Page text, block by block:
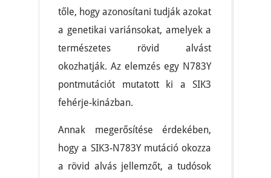
tőle, hogy azonosítani tudják azokat
a genetikai variánsokat, amelyek a
természetes rövid alvást
okozhatják. Az elemzés egy N783Y
pontmutációt mutatott ki a SIK3
fehérje-kinázban.
Annak megerősítése érdekében,
hogy a SIK3-N783Y mutáció okozza
a rövid alvás jellemzőt, a tudósok